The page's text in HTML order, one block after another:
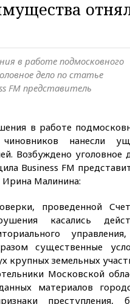
в работе подмосковного
дело по статье
FM представитель
в работе
нанесли
Возбуждено уголовное
Business FM
Малинина:
проведенной
касались
существенные
крупных земельных
Московской
материалов
преступления,